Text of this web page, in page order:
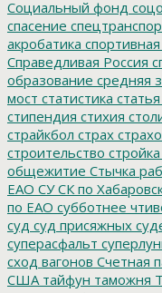
Социальный фонд
спасение
акробатика
Справедливая Россия
образование средняя
мост статистика статья
стипендия стихия
страйкбол страх
строительство стройка
общежитие Стычка
ЕАО СУ СК по
по ЕАО субботнее
суд суд присяжных
суперасфальт
сход вагонов Счетная
США тайфун таможня